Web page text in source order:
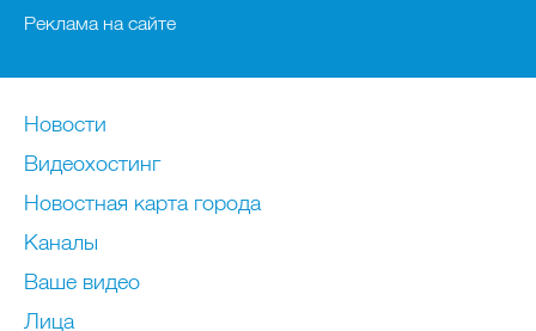
Реклама на сайте
Новости
Видеохостинг
Новостная карта города
Каналы
Ваше видео
Лица